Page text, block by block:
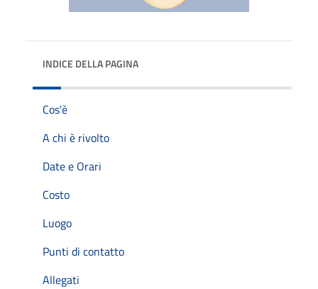
INDICE DELLA PAGINA
Cos'è
A chi è rivolto
Date e Orari
Costo
Luogo
Punti di contatto
Allegati